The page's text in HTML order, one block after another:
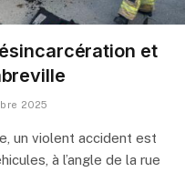
et
2025
un violent accident est
à l’angle de la rue